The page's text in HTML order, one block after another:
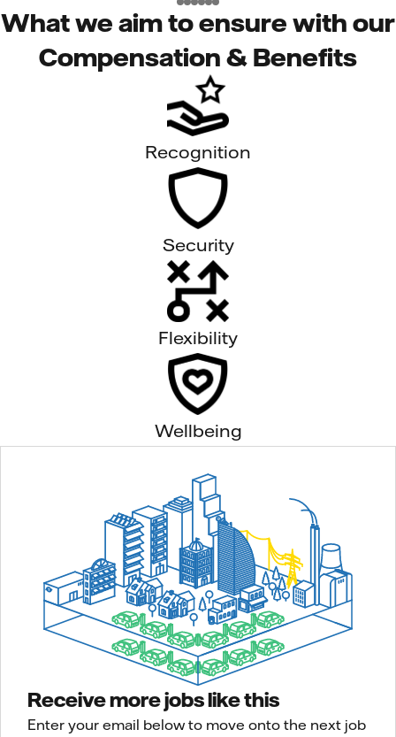
What we aim to ensure with our
Compensation & Benefits
Recognition
Security
Flexibility
Wellbeing
Receive more jobs like this
Enter your email below to move onto the next job